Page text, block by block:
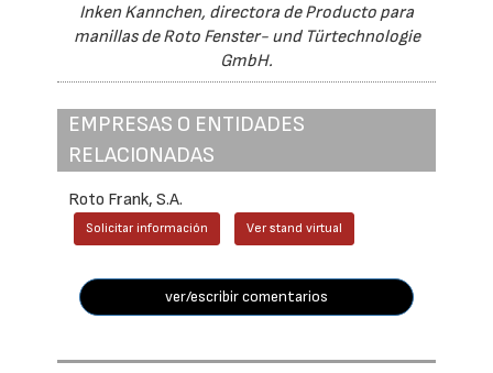
Inken Kannchen, directora de Producto para
manillas de Roto Fenster- und Türtechnologie
GmbH.
EMPRESAS O ENTIDADES
RELACIONADAS
Roto Frank, S.A.
Solicitar información Ver stand virtual
ver/escribir comentarios